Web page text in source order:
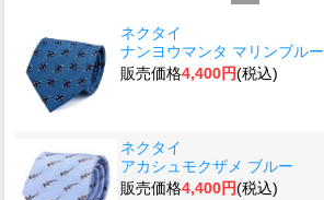
ネクタイ
ナンヨウマンタ マリンブルー
販売価格4,400円(税込)
ネクタイ
アカシュモクザメ ブルー
販売価格4,400円(税込)